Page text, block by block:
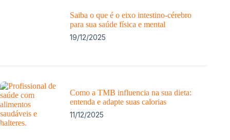
Saiba o que é o eixo intestino-cérebro
para sua saúde física e mental
19/12/2025
Como a TMB influencia na sua dieta:
entenda e adapte suas calorias
11/12/2025